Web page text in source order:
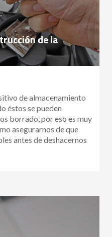
de la
de almacenamiento
éstos se pueden
borrado, por eso es muy
asegurarnos de que
antes de deshacernos